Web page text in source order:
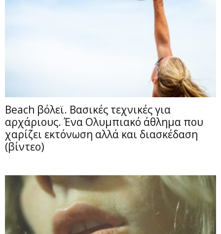
Beach βόλεϊ. Βασικές τεχνικές για
αρχάριους. Ένα Ολυμπιακό άθλημα που
χαρίζει εκτόνωση αλλά και διασκέδαση
(βίντεο)